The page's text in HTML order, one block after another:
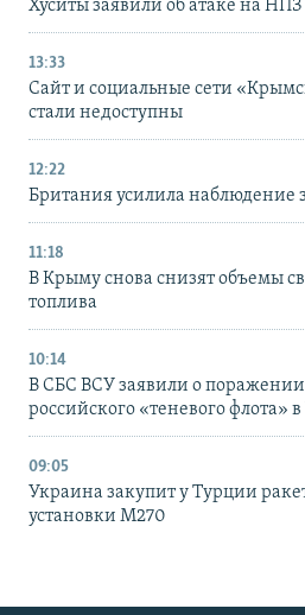
Хуситы заявили об атаке на
13:33
Сайт и социальные сети
стали недоступны
12:22
Британия усилила наблюдение
11:18
В Крыму снова снизят объемы
топлива
10:14
В СБС ВСУ заявили о поражении
российского «теневого флота»
09:05
Украина закупит у Турции
установки M270